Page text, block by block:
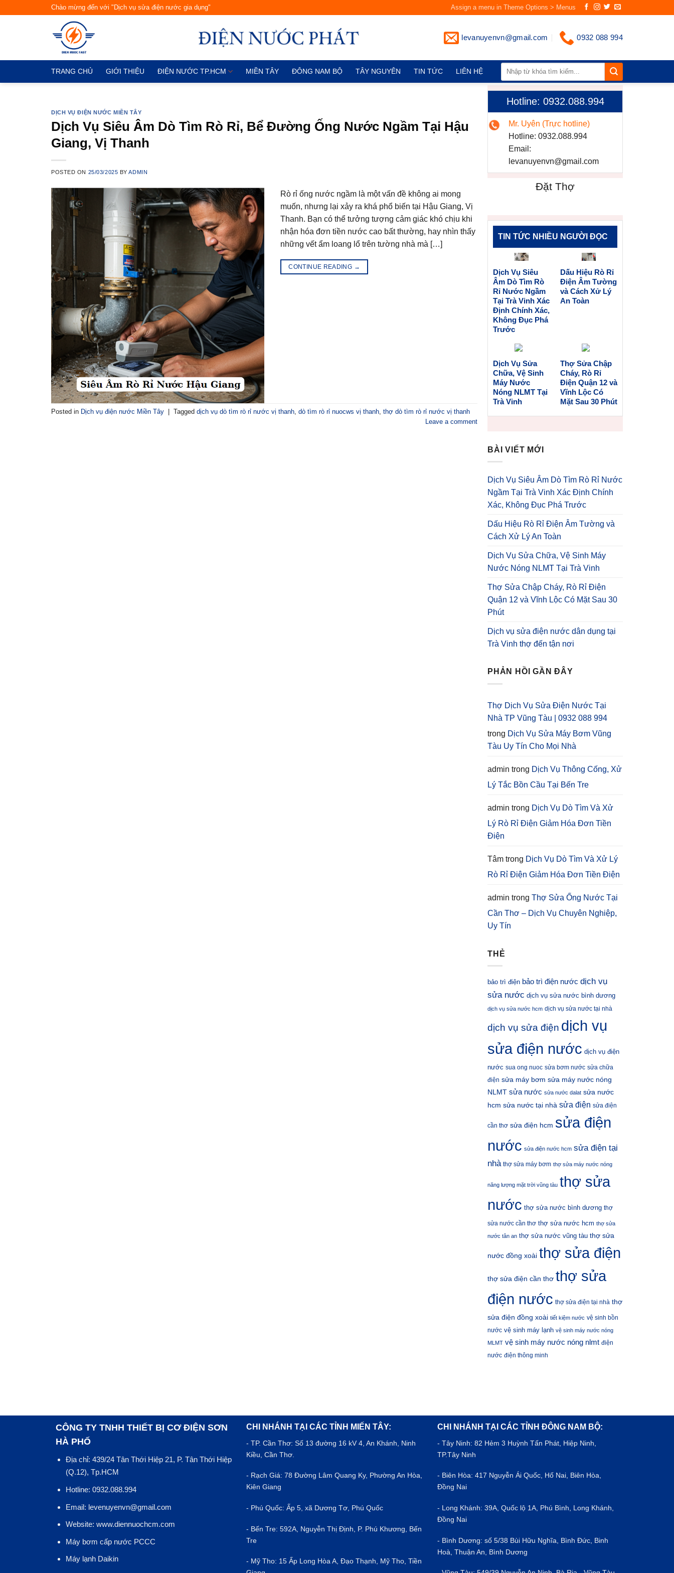
Chào mừng đến với "Dịch vụ sửa điện nước gia dụng" Assign a menu in Theme Options > Menus
levanuyenvn@gmail.com 0932 088 994
TRANG CHỦ GIỚI THIỆU ĐIỆN NƯỚC TP.HCM MIỀN TÂY ĐÔNG NAM BỘ TÂY NGUYÊN TIN TỨC LIÊN HỆ
DỊCH VỤ ĐIỆN NƯỚC MIỀN TÂY
Dịch Vụ Siêu Âm Dò Tìm Rò Rỉ, Bể Đường Ống Nước Ngầm Tại Hậu
Giang, Vị Thanh
POSTED ON 25/03/2025 BYADMIN
Rò rỉ ống nước ngầm là một vấn đề không ai mong
muốn, nhưng lại xảy ra khá phổ biến tại Hậu Giang, Vị
Thanh. Bạn có thể tưởng tượng cảm giác khó chịu khi
nhận hóa đơn tiền nước cao bất thường, hay nhìn thấy
những vết ẩm loang lổ trên tường nhà mà […]
CONTINUE READING →
Posted in Dịch vụ điện nước Miền Tây Tagged dịch vụ dò tìm rò rỉ nước vị thanh, dò tìm rò rỉ nuocws vị thanh, thợ dò tìm rò rỉ nước vị thanh
Leave a comment
Hotline: 0932.088.994
Mr. Uyên (Trực hotline)
Hotline: 0932.088.994
Email:
levanuyenvn@gmail.com
Đặt Thợ
TIN TỨC NHIỀU NGƯỜI ĐỌC
Dịch Vụ Siêu
Âm Dò Tìm Rò
Rỉ Nước Ngầm
Tại Trà Vinh Xác
Định Chính Xác,
Không Đục Phá
Trước
Dấu Hiệu Rò Rỉ
Điện Âm Tường
và Cách Xử Lý
An Toàn
Dịch Vụ Sửa
Chữa, Vệ Sinh
Máy Nước
Nóng NLMT Tại
Trà Vinh
Thợ Sửa Chập
Cháy, Rò Rỉ
Điện Quận 12 và
Vĩnh Lộc Có
Mặt Sau 30 Phút
BÀI VIẾT MỚI
Dịch Vụ Siêu Âm Dò Tìm Rò Rỉ Nước
Ngầm Tại Trà Vinh Xác Định Chính
Xác, Không Đục Phá Trước
Dấu Hiệu Rò Rỉ Điện Âm Tường và
Cách Xử Lý An Toàn
Dịch Vụ Sửa Chữa, Vệ Sinh Máy
Nước Nóng NLMT Tại Trà Vinh
Thợ Sửa Chập Cháy, Rò Rỉ Điện
Quận 12 và Vĩnh Lộc Có Mặt Sau 30
Phút
Dịch vụ sửa điện nước dân dụng tại
Trà Vinh thợ đến tận nơi
PHẢN HỒI GẦN ĐÂY
Thợ Dịch Vụ Sửa Điện Nước Tại
Nhà TP Vũng Tàu | 0932 088 994
trong Dịch Vụ Sửa Máy Bơm Vũng
Tàu Uy Tín Cho Mọi Nhà
admin trong Dịch Vụ Thông Cống, Xử
Lý Tắc Bồn Cầu Tại Bến Tre
admin trong Dịch Vụ Dò Tìm Và Xử
Lý Rò Rỉ Điện Giảm Hóa Đơn Tiền
Điện
Tâm trong Dịch Vụ Dò Tìm Và Xử Lý
Rò Rỉ Điện Giảm Hóa Đơn Tiền Điện
admin trong Thợ Sửa Ống Nước Tại
Cần Thơ – Dịch Vụ Chuyên Nghiệp,
Uy Tín
THẺ
bảo trì điện bảo trì điện nước dịch vụ
sửa nước dịch vụ sửa nước bình dương
dịch vụ sửa nước hcm dịch vụ sửa nước tại nhà
dịch vụ sửa điện dịch vụ
sửa điện nước dịch vụ điện
nước sua ong nuoc sửa bơm nước sửa chữa
điện sửa máy bơm sửa máy nước nóng
NLMT sửa nước sửa nước dalat sửa nước
hcm sửa nước tại nhà sửa điện sửa điện
cần thơ sửa điện hcm sửa điện
nước sửa điện nước hcm sửa điện tại
nhà thợ sửa máy bơm thợ sửa máy nước nóng
năng lượng mặt trời vũng tàu thợ sửa
nước thợ sửa nước bình dương thợ
sửa nước cần thơ thợ sửa nước hcm thợ sửa
nước tân an thợ sửa nước vũng tàu thợ sửa
nước đồng xoài thợ sửa điện
thợ sửa điện cần thơ thợ sửa
điện nước thợ sửa điện tại nhà thợ
sửa điện đồng xoài tiết kiệm nước vệ sinh bồn
nước vệ sinh máy lạnh vệ sinh máy nước nóng
MLMT vệ sinh máy nước nóng nlmt điện
nước điện thông minh
CÔNG TY TNHH THIẾT BỊ CƠ ĐIỆN SƠN
HÀ PHỐ
Địa chỉ: 439/24 Tân Thới Hiệp 21, P. Tân Thới Hiệp
(Q.12), Tp.HCM
Hotline: 0932.088.994
Email: levenuyenvn@gmail.com
Website: www.diennuochcm.com
Máy bơm cấp nước PCCC
Máy lạnh Daikin
CHI NHÁNH TẠI CÁC TỈNH MIẾN TÂY:
- TP.Cần Thơ: Số 13 đường 16 kV 4, An Khánh, Ninh
Kiều, Cần Thơ.
- Rạch Giá: 78 Đường Lâm Quang Ky, Phường An Hòa,
Kiên Giang
- Phú Quốc: Ấp 5, xã Dương Tơ, Phú Quốc
- Bến Tre: 592A, Nguyễn Thị Định, P. Phú Khương, Bến
Tre
- Mỹ Tho: 15 Ấp Long Hòa A, Đạo Thạnh, Mỹ Tho, Tiền
CHI NHÁNH TẠI CÁC TỈNH ĐÔNG NAM BỘ:
- Tây Ninh: 82 Hẻm 3 Huỳnh Tấn Phát, Hiệp Ninh,
TP.Tây Ninh
- Biên Hòa: 417 Nguyễn Ái Quốc, Hố Nai, Biên Hòa,
Đồng Nai
- Long Khánh: 39A, Quốc lộ 1A, Phú Bình, Long Khánh,
Đồng Nai
- Bình Dương: số 5/38 Bùi Hữu Nghĩa, Bình Đức, Binh
Hoà, Thuận An, Bình Dương